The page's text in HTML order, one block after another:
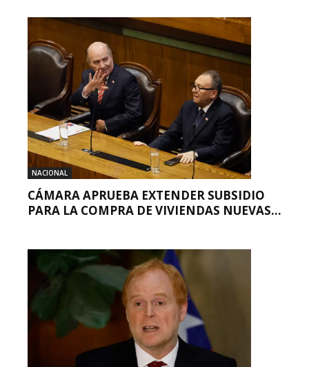
NACIONAL
CÁMARA APRUEBA EXTENDER SUBSIDIO
PARA LA COMPRA DE VIVIENDAS NUEVAS...